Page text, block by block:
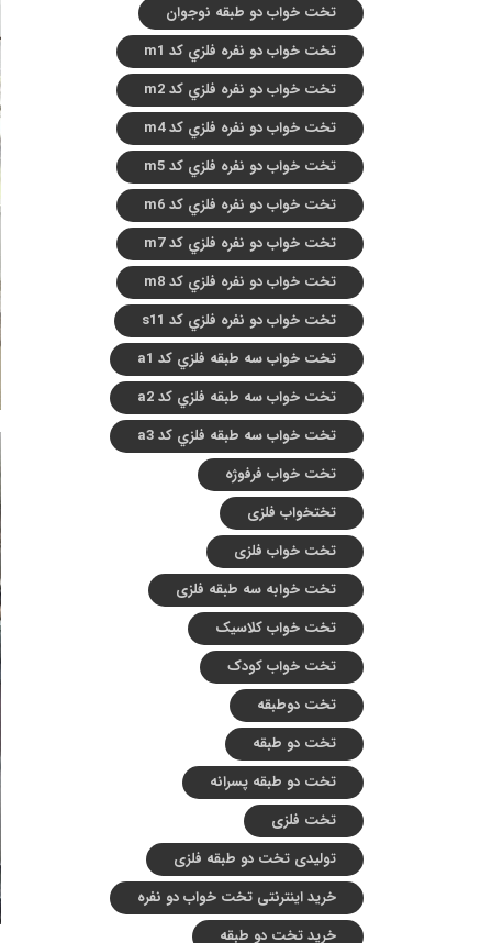
تخت خواب دو طبقه نوجوان
تخت خواب دو نفره فلزي کد m1
تخت خواب دو نفره فلزي کد m2
تخت خواب دو نفره فلزي کد m4
تخت خواب دو نفره فلزي کد m5
تخت خواب دو نفره فلزي کد m6
تخت خواب دو نفره فلزي کد m7
تخت خواب دو نفره فلزي کد m8
تخت خواب دو نفره فلزي کد s11
تخت خواب سه طبقه فلزي کد a1
تخت خواب سه طبقه فلزي کد a2
تخت خواب سه طبقه فلزي کد a3
تخت خواب فرفوژه
تختخواب فلزی
تخت خواب فلزی
تخت خوابه سه طبقه فلزی
تخت خواب کلاسیک
تخت خواب کودک
تخت دوطبقه
تخت دو طبقه
تخت دو طبقه پسرانه
تخت فلزی
تولیدی تخت دو طبقه فلزی
خرید اینترنتی تخت خواب دو نفره
خرید تخت دو طبقه